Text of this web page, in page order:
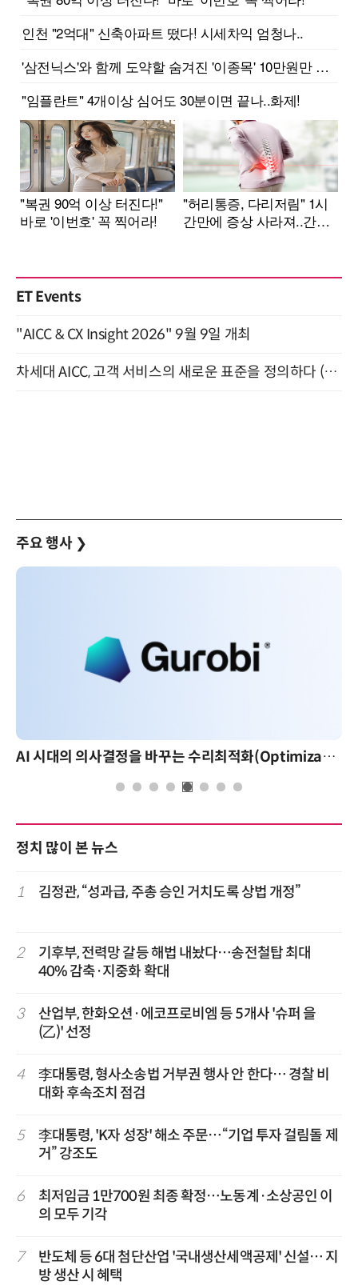
ET Events
"AICC & CX Insight 2026" 9월 9일 개최
차세대 AICC, 고객 서비스의 새로운 표준을 정의하다 (9/9)
주요 행사 ❯
AI 시대의 의사결정을 바꾸는 수리최적화(Optimization): 실제 산업 적용 사례와 활용 전략
정치 많이 본 뉴스
1 김정관, “성과급, 주총 승인 거치도록 상법 개정”
2
기후부, 전력망 갈등 해법 내놨다…송전철탑 최대
40% 감축·지중화 확대
3
산업부, 한화오션·에코프로비엠 등 5개사 '슈퍼 을
(乙)' 선정
4
李대통령, 형사소송법 거부권 행사 안 한다… 경찰 비
대화 후속조치 점검
5
李대통령, 'K자 성장' 해소 주문…“기업 투자 걸림돌 제
거” 강조도
6
최저임금 1만700원 최종 확정…노동계·소상공인 이
의 모두 기각
7
반도체 등 6대 첨단산업 '국내생산세액공제' 신설… 지
방 생산 시 혜택